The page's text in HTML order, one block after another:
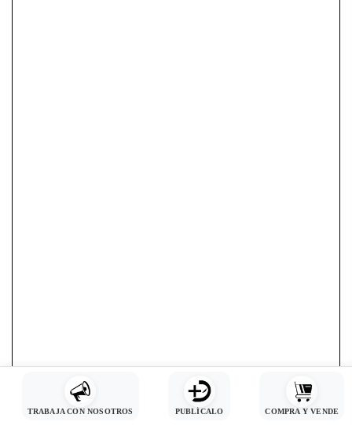
TRABAJA CON NOSOTROS PUBLÍCALO COMPRA Y VENDE